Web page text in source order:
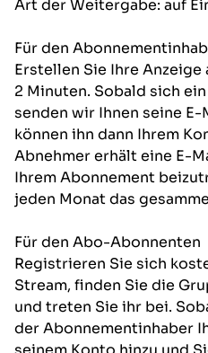
Art der Weitergabe: auf
Für den
Erstellen Sie Ihre
2 Minuten. Sobald sich
senden wir Ihnen seine
können ihn dann Ihrem
Abnehmer erhält eine E-
Ihrem Abonnement
jeden Monat das
Für den Abo-Abonnenten
Registrieren Sie sich
Stream, finden Sie die
und treten Sie ihr bei.
der Abonnementinhaber